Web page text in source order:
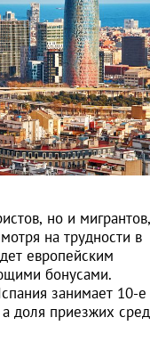
но и мигрантов,
на трудности в
европейским
бонусами.
занимает 10-е
доля приезжих